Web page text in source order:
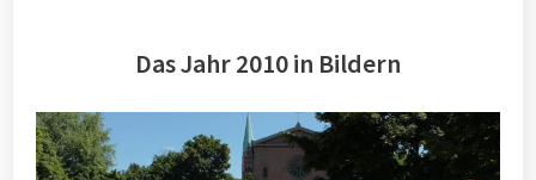
Das Jahr 2010 in Bildern